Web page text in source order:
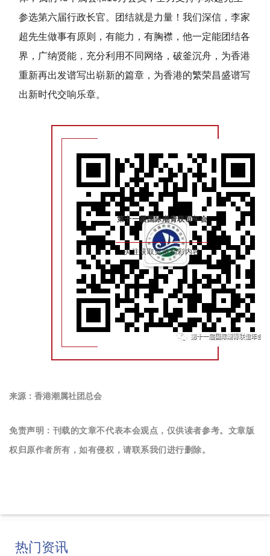
参选第六届行政长官。团结就是力量！我们深信，李家
超先生做事有原则，有能力，有胸襟，他一定能团结各
界，广纳贤能，充分利用不同网络，破釜沉舟，为香港
重新再出发谱写出崭新的篇章，为香港的繁荣昌盛谱写
出新时代交响乐章。
第十一届国际潮青联谊年会
关注获取更多精彩内容
来源：香港潮属社团总会
免责声明：刊载的文章不代表本会观点，仅供读者参考。文章版
权归原作者所有，如有侵权，请联系我们进行删除。
热门资讯